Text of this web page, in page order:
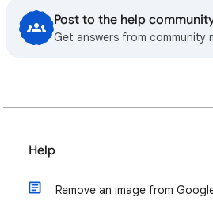
Post to the help
Get answers from community
Help
Remove an image from